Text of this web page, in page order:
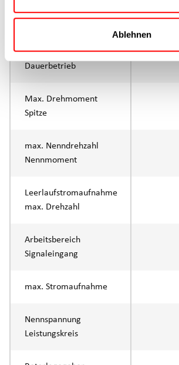
Ablehnen
Parametrierung
Nenndrehmoment
Dauerbetrieb
Max. Drehmoment
Spitze
max. Nenndrehzahl
Nennmoment
Leerlaufstromaufnahme
max. Drehzahl
Arbeitsbereich
Signaleingang
max. Stromaufnahme
Nennspannung
Leistungskreis